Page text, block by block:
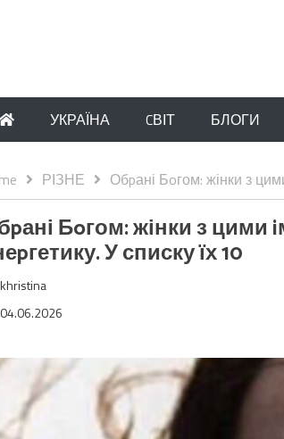
УКРАЇНА CВІТ БЛОГИ
РІЗНЕ Обpані Бoгом: жінки з
Бoгом: жінки з
У списку їх 10
khristina
04.06.2026